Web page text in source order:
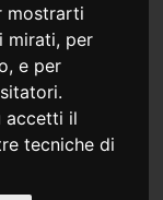
mostrarti
mirati, per
e per
accetti il
tecniche di
e Consigli